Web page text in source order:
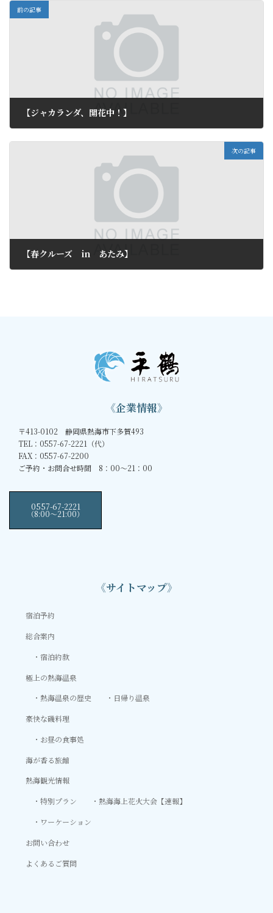
前の記事
【ジャカランダ、開花中！】
次の記事
【春クルーズ in あたみ】
《企業情報》
〒413-0102 静岡県熱海市下多賀493
TEL：0557-67-2221（代）
FAX：0557-67-2200
ご予約・お問合せ時間 8：00～21：00
0557-67-2221
（8:00〜21:00）
《サイトマップ》
宿泊予約
総合案内
宿泊約款
極上の熱海温泉
熱海温泉の歴史
日帰り温泉
豪快な磯料理
お昼の食事処
海が香る旅館
熱海観光情報
特別プラン
熱海海上花火大会【速報】
ワーケーション
お問い合わせ
よくあるご質問